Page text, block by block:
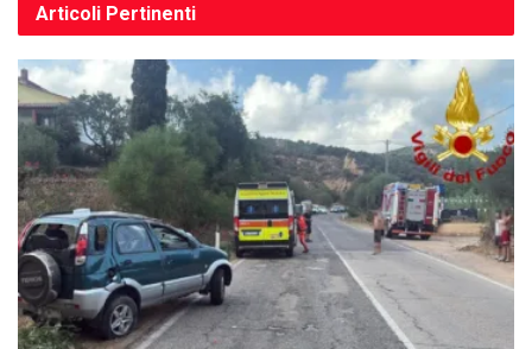
Articoli Pertinenti